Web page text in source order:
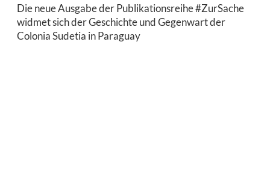
Die neue Ausgabe der Publikationsreihe #ZurSache
widmet sich der Geschichte und Gegenwart der
Colonia Sudetia in Paraguay